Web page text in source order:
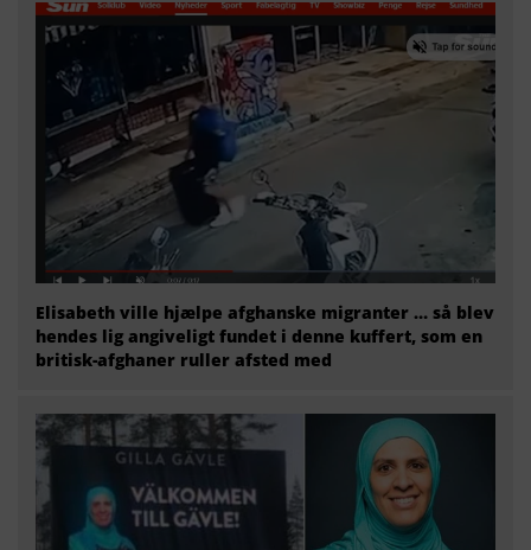
Elisabeth ville hjælpe afghanske migranter … så blev
hendes lig angiveligt fundet i denne kuffert, som en
britisk-afghaner ruller afsted med